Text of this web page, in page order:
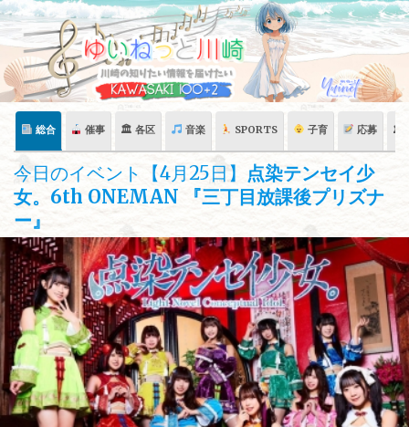
Skip
content
総合 催事 🏛 各区 音楽 SPORTS 子育 応募 🏛
今日のイベント【4月25日】 点染テンセイ少
女。6th ONEMAN 『三丁目放課後プリズナ
ー』